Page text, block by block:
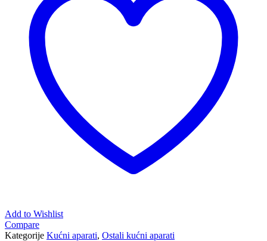
Add to Wishlist
Compare
Kategorije Kućni aparati, Ostali kućni aparati